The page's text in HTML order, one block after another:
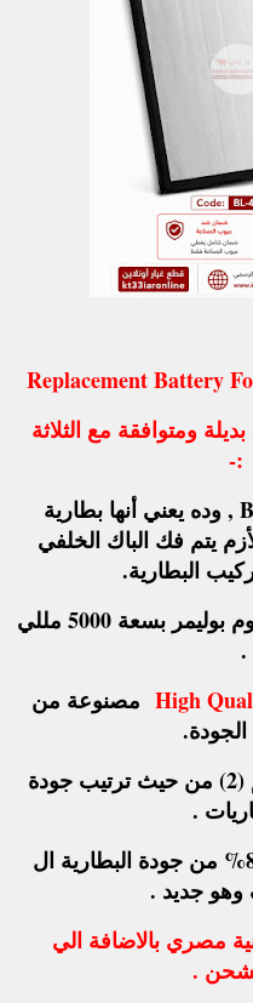
Replacement Battery
ومتوافقة مع الثلاثة
:-
Built In , وده يعني أنها بطارية
يتم فك الباك الخلفي
البطارية.
البطارية ليثيوم بوليمر بسعة 5000 مللي
.
High مصنوعة من
وبيكون ترتيب الخامة دي رقم (2) من حيث ترتيب جودة
.
وجودتها بتكون من 75% ل 80% من جودة البطارية ال
وهو جديد .
مصري بالاضافة الي
.